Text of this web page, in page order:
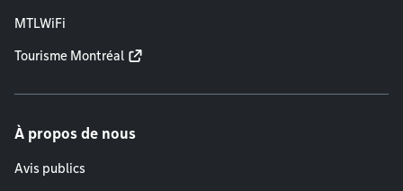
MTLWiFi
Tourisme Montréal
À propos de nous
Avis publics